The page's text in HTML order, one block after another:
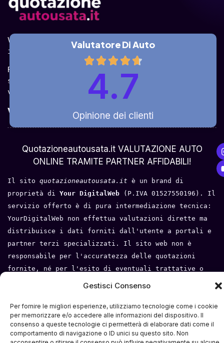
Gestisci Consenso
Per fornire le migliori esperienze, utilizziamo tecnologie come i cookie
per memorizzare e/o accedere alle informazioni del dispositivo. Il
consenso a queste tecnologie ci permetterà di elaborare dati come il
comportamento di navigazione o ID unici su questo sito. Non
Valuta la tua auto online, gratis e in pochi
istanti.
Ricevi la quotazione dai vari partner e potrai
sceglierla come venderla in modo sicuro,
veloce e rapido!
Valuta Per Modello
Valutatore Di Auto
Opinione dei clienti
4.7
Quotazioneautousata.it VALUTAZIONE AUTO
ONLINE TRAMITE PARTNER AFFIDABILI!
Il sito quotazioneautousata.it è un brand di
proprietà di Your DigitalWeb
(P.IVA 01527550196). Il
servizio offerto è di pura intermediazione tecnica:
YourDigitalWeb non effettua valutazioni dirette ma
distribuisce i dati forniti dall'utente a portali e
partner terzi specializzati. Il sito web non è
responsabile per l'accuratezza delle quotazioni
fornite, né per l'esito di eventuali trattative o
compravendite tra l'utente e i terzi. Tutti i loghi
Privacy Policy - Cookie Policy - Condizioni del
servizio - Mappa del sito